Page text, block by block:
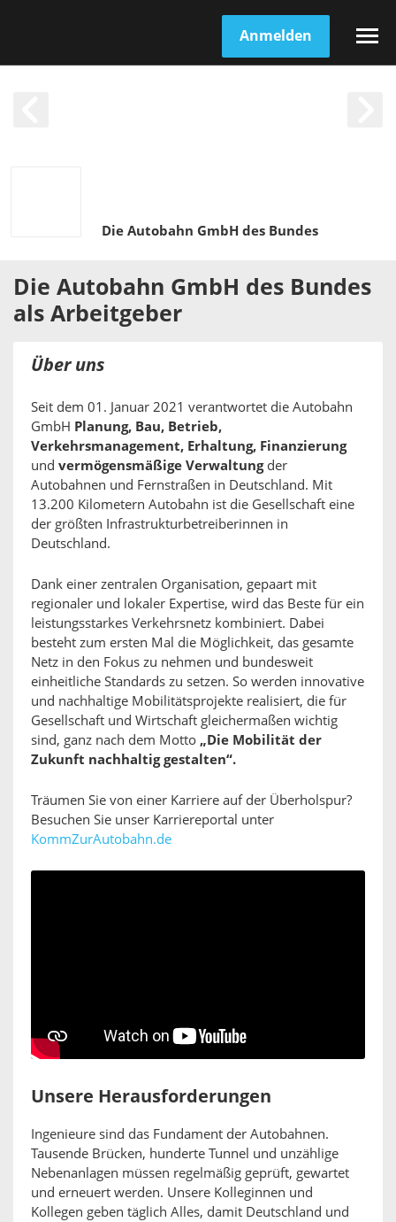
Anmelden
Die Autobahn GmbH des Bundes
Die Autobahn GmbH des Bundes
als Arbeitgeber
Über uns
Seit dem 01. Januar 2021 verantwortet die Autobahn
GmbH Planung, Bau, Betrieb,
Verkehrsmanagement, Erhaltung, Finanzierung
und vermögensmäßige Verwaltungder
Autobahnen und Fernstraßen in Deutschland. Mit
13.200 Kilometern Autobahn ist die Gesellschaft eine
der größten Infrastrukturbetreiberinnen in
Deutschland.
Dank einer zentralen Organisation, gepaart mit
regionaler und lokaler Expertise, wird das Beste für ein
leistungsstarkes Verkehrsnetz kombiniert. Dabei
besteht zum ersten Mal die Möglichkeit, das gesamte
Netz in den Fokus zu nehmen und bundesweit
einheitliche Standards zu setzen. So werden innovative
und nachhaltige Mobilitätsprojekte realisiert, die für
Gesellschaft und Wirtschaft gleichermaßen wichtig
sind, ganz nach dem Motto „Die Mobilität der
Zukunft nachhaltig gestalten“.
Träumen Sie von einer Karriere auf der Überholspur?
Besuchen Sie unser Karriereportal unter
KommZurAutobahn.de
Unsere Herausforderungen
Ingenieure sind das Fundament der Autobahnen.
Tausende Brücken, hunderte Tunnel und unzählige
Nebenanlagen müssen regelmäßig geprüft, gewartet
und erneuert werden. Unsere Kolleginnen und
Kollegen geben täglich Alles, damit Deutschland und